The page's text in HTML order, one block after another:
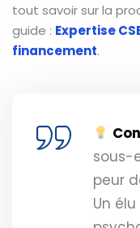
tout savoir sur la
guide : Expertise
financement.
sous-
peur
Un